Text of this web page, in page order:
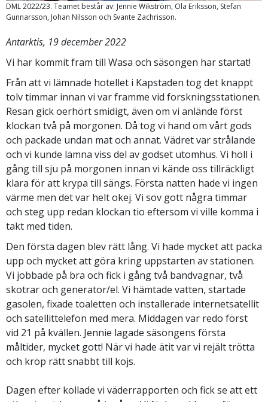
DML 2022/23. Teamet består av: Jennie Wikström, Ola Eriksson, Stefan
Gunnarsson, Johan Nilsson och Svante Zachrisson.
Antarktis, 19 december 2022
Vi har kommit fram till Wasa och säsongen har startat!
Från att vi lämnade hotellet i Kapstaden tog det knappt
tolv timmar innan vi var framme vid forskningsstationen.
Resan gick oerhört smidigt, även om vi anlände först
klockan två på morgonen. Då tog vi hand om vårt gods
och packade undan mat och annat. Vädret var strålande
och vi kunde lämna viss del av godset utomhus. Vi höll i
gång till sju på morgonen innan vi kände oss tillräckligt
klara för att krypa till sängs. Första natten hade vi ingen
värme men det var helt okej. Vi sov gott några timmar
och steg upp redan klockan tio eftersom vi ville komma i
takt med tiden.
Den första dagen blev rätt lång. Vi hade mycket att packa
upp och mycket att göra kring uppstarten av stationen.
Vi jobbade på bra och fick i gång två bandvagnar, två
skotrar och generator/el. Vi hämtade vatten, startade
gasolen, fixade toaletten och installerade internetsatellit
och satellittelefon med mera. Middagen var redo först
vid 21 på kvällen. Jennie lagade säsongens första
måltider, mycket gott! När vi hade ätit var vi rejält trötta
och kröp rätt snabbt till kojs.
Dagen efter kollade vi väderrapporten och fick se att ett